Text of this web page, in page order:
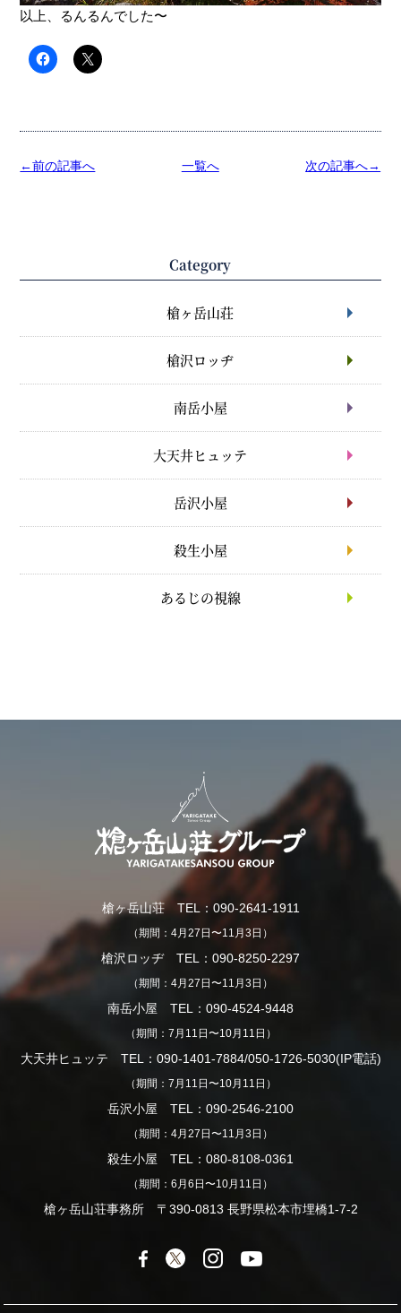
以上、るんるんでした〜
←前の記事へ 一覧へ 次の記事へ→
Category
槍ヶ岳山荘
槍沢ロッヂ
南岳小屋
大天井ヒュッテ
岳沢小屋
殺生小屋
あるじの視線
槍ヶ岳山荘 TEL：090-2641-1911
（期間：4月27日〜11月3日）
槍沢ロッヂ TEL：090-8250-2297
（期間：4月27日〜11月3日）
南岳小屋 TEL：090-4524-9448
（期間：7月11日〜10月11日）
大天井ヒュッテ TEL：090-1401-7884/050-1726-5030(IP電話)
（期間：7月11日〜10月11日）
岳沢小屋 TEL：090-2546-2100
（期間：4月27日〜11月3日）
殺生小屋 TEL：080-8108-0361
（期間：6月6日〜10月11日）
槍ヶ岳山荘事務所 〒390-0813 長野県松本市埋橋1-7-2